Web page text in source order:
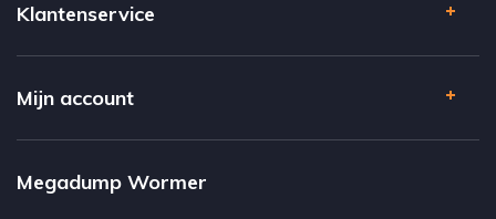
Klantenservice
Mijn account
Megadump Wormer